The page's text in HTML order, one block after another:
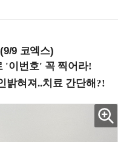
9 코엑스)